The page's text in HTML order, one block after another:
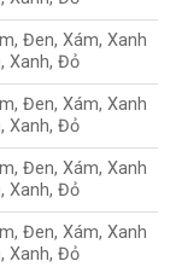
Đen, Xám, Xanh
Xanh, Đỏ
Đen, Xám, Xanh
Xanh, Đỏ
Đen, Xám, Xanh
Xanh, Đỏ
Đen, Xám, Xanh
Xanh, Đỏ